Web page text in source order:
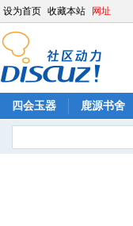
设为首页 收藏本站 网址
四会玉器 鹿源书舍